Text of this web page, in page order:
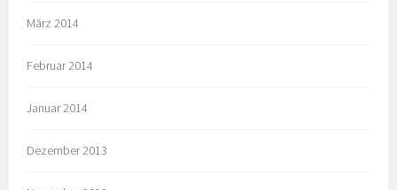
März 2014
Februar 2014
Januar 2014
Dezember 2013